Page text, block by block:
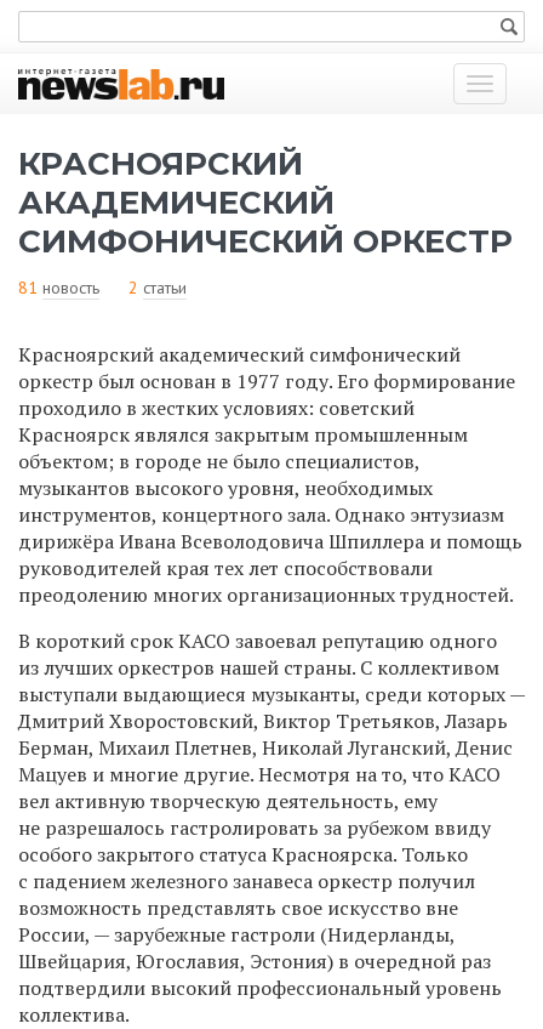
Показать
меню
КРАСНОЯРСКИЙ
АКАДЕМИЧЕСКИЙ
СИМФОНИЧЕСКИЙ ОРКЕСТР
81 новость 2 статьи
Красноярский академический симфонический
оркестр был основан в 1977 году. Его формирование
проходило в жестких условиях: советский
Красноярск являлся закрытым промышленным
объектом; в городе не было специалистов,
музыкантов высокого уровня, необходимых
инструментов, концертногозала. Однако энтузиазм
дирижёраИвана Всеволодовича Шпиллера и помощь
руководителей края тех лет способствовали
преодолению многих организационных трудностей.
В короткий срок КАСО завоевал репутацию одного
из лучших оркестров нашей страны. С коллективом
выступали выдающиеся музыканты, среди которых —
Дмитрий Хворостовский, Виктор Третьяков, Лазарь
Берман, Михаил Плетнев, Николай Луганский, Денис
Мацуев и многие другие. Несмотря на то, что КАСО
вел активную творческую деятельность, ему
не разрешалось гастролировать за рубежом ввиду
особого закрытого статуса Красноярска. Только
с падением железного занавеса оркестр получил
возможность представлять свое искусство вне
России, — зарубежные гастроли (Нидерланды,
Швейцария, Югославия, Эстония) в очередной раз
подтвердили высокий профессиональный уровень
коллектива.